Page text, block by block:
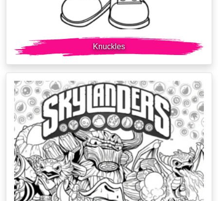
Knuckles